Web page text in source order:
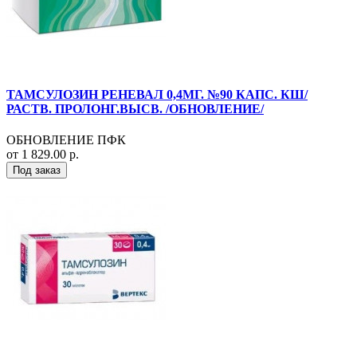
ТАМСУЛОЗИН РЕНЕВАЛ 0,4МГ. №90 КАПС. КШ/
РАСТВ. ПРОЛОНГ.ВЫСВ. /ОБНОВЛЕНИЕ/
ОБНОВЛЕНИЕ ПФК
от 1 829.00 р.
Под заказ